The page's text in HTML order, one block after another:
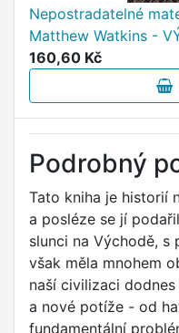
Nepostradatelné
Matthew Watkins -
160,60 Kč
Podrobný
Tato kniha je historií
a posléze se jí
slunci na Východě, s
však měla mnohem
naší civilizaci
a nové potíže - od
fundamentální